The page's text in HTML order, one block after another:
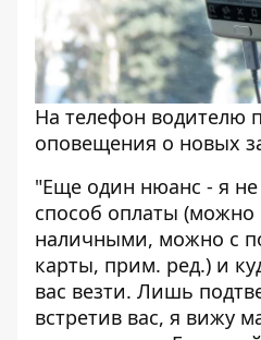
На телефон водителю
оповещения о новых
"Еще один нюанс - я не
способ оплаты (можно
наличными, можно с
карты, прим. ред.) и
вас везти. Лишь
встретив вас, я вижу